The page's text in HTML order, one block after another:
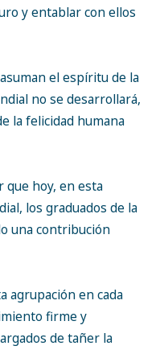
y entablar con ellos
el espíritu de la
no se desarrollará,
la felicidad humana
que hoy, en esta
los graduados de la
una contribución
agrupación en cada
firme y
de tañer la